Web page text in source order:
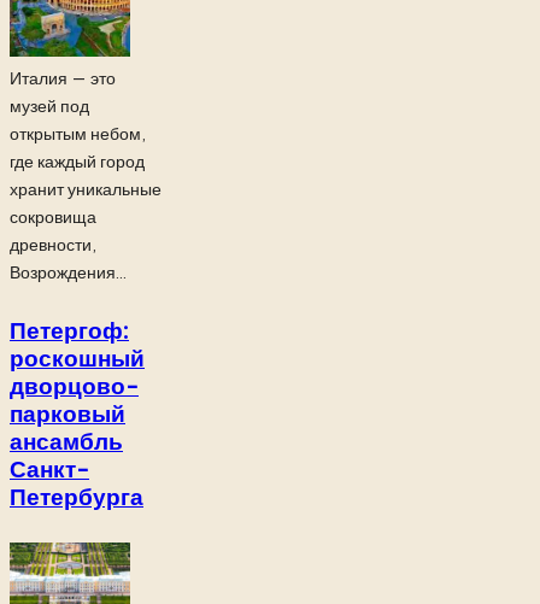
Италия — это
музей под
открытым небом,
где каждый город
хранит уникальные
сокровища
древности,
Возрождения...
Петергоф:
роскошный
дворцово-
парковый
ансамбль
Санкт-
Петербурга